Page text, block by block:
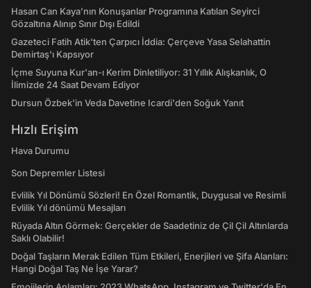
Hasan Can Kaya’nın Konuşanlar Programına Katılan Seyirci
Gözaltına Alınıp Sınır Dışı Edildi
Gazeteci Fatih Atik'ten Çarpıcı İddia: Çerçeve Yasa Selahattin
Demirtaş'ı Kapsıyor
İçme Suyuna Kur'an-ı Kerim Dinletiliyor: 31 Yıllık Alışkanlık, O
İlimizde 24 Saat Devam Ediyor
Dursun Özbek'in Veda Davetine Icardi'den Soğuk Yanıt
Hızlı Erişim
Hava Durumu
Son Depremler Listesi
Evlilik Yıl Dönümü Sözleri! En Özel Romantik, Duygusal ve Resimli
Evlilik Yıl dönümü Mesajları
Rüyada Altın Görmek: Gerçekler de Saadetiniz de Çil Çil Altınlarda
Saklı Olabilir!
Doğal Taşların Merak Edilen Tüm Etkileri, Enerjileri ve Şifa Alanları:
Hangi Doğal Taş Ne İşe Yarar?